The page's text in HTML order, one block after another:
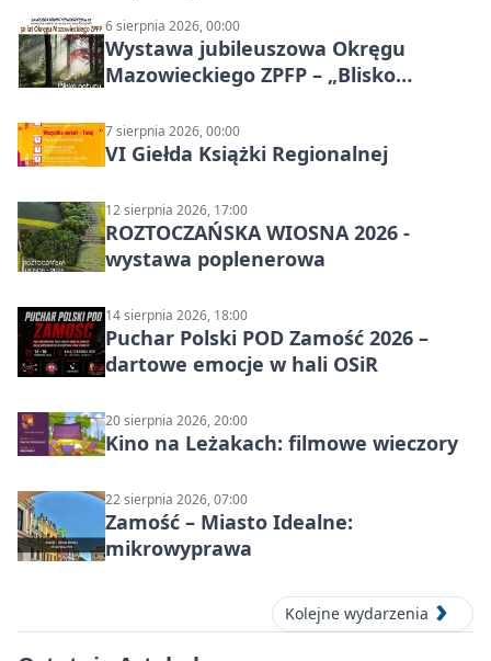
6 sierpnia 2026, 00:00
Wystawa jubileuszowa Okręgu
Mazowieckiego ZPFP – „Blisko
7 sierpnia 2026, 00:00
VI Giełda Książki Regionalnej
12 sierpnia 2026, 17:00
ROZTOCZAŃSKA WIOSNA 2026 -
wystawa poplenerowa
14 sierpnia 2026, 18:00
Puchar Polski POD Zamość 2026 –
dartowe emocje w hali OSiR
20 sierpnia 2026, 20:00
Kino na Leżakach: filmowe wieczory
22 sierpnia 2026, 07:00
Zamość – Miasto Idealne:
mikrowyprawa
Kolejne wydarzenia